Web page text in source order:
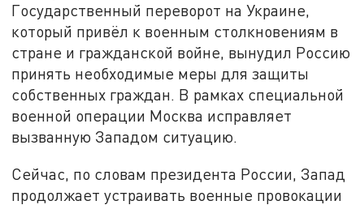
Государственный переворот на Украине,
который привёл к военным столкновениям в
стране и гражданской войне, вынудил Россию
принять необходимые меры для защиты
собственных граждан. В рамках специальной
военной операции Москва исправляет
вызванную Западом ситуацию.
Сейчас, по словам президента России, Запад
продолжает устраивать военные провокации